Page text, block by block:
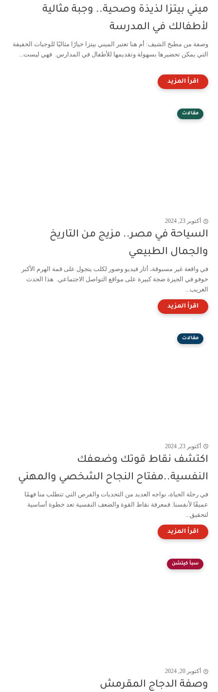
ميني بيتزا لذيذة وصحية.. وجبة مثالية
لأطفالك في المدرسة
وصفة من مطبخ الشيف: أم هنا تعتبر الميني بيتزا خيارًا مثاليًا للوجبات الخفيفة
التي يمكن تحضيرها بسهولة وتقديمها للأطفال في المدارس. فهي ليست...
مقالات
أكتوبر 23, 2024
السياحة في مصر.. مزيج من التاريخ
والجمال الطبيعي
في واقعة غير مسبوقة، أثار فيديو وصور لكلب يتجول على قمة الهرم الأكبر
خوفو في الجيزة ضجة كبيرة على مواقع التواصل الاجتماعي. هذا الحدث
الغريب...
مقالات
أكتوبر 23, 2024
اكتشف نقاط قوتك وضعفك
النفسية..مفتاح النجاح الشخصي والمهني
في رحلة الحياة، نواجه العديد من التحديات والفرص التي تتطلب منا فهمًا
عميقًا لأنفسنا. فمعرفة نقاط القوة والضعف النفسية تعد خطوة أساسية
لتحقيق...
سبأ كيتشن
أكتوبر 20, 2024
وصفة الدجاج المقرمش